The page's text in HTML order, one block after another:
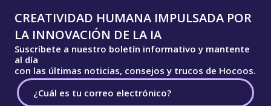
CREATIVIDAD HUMANA IMPULSADA POR
LA INNOVACIÓN DE LA IA
Suscríbete a nuestro boletín informativo y mantente
al día
con las últimas noticias, consejos y trucos de Hocoos.